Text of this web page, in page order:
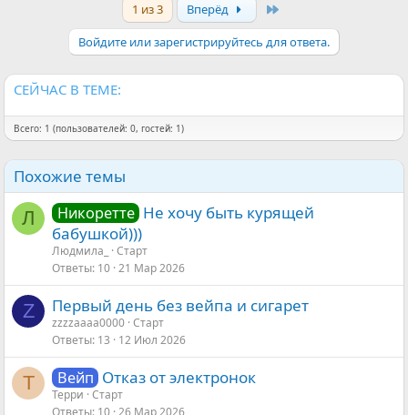
1 из 3 Вперёд
Войдите или зарегистрируйтесь для ответа.
СЕЙЧАС В ТЕМЕ:
Всего: 1 (пользователей: 0, гостей: 1)
Похожие темы
Л Никоретте Не хочу быть курящей
бабушкой)))
Людмила_
Старт
Ответы 10 21 Мар 2026
Z Первый день без вейпа и сигарет
zzzzaaaa0000 Старт
Ответы 13 12 Июл 2026
Т Вейп Отказ от электронок
Терри Старт